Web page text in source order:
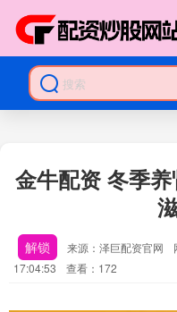
金牛配资 冬季
解锁 来源：泽巨配资官网
17:04:53
查看：172